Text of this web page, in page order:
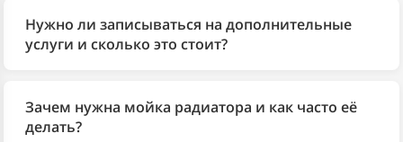
Нужно ли записываться на дополнительные
услуги и сколько это стоит?
через форму на сайте. Стоимость зависит от услуги
и модели — актуальные цены смотрите в прайсе на
Зачем нужна мойка радиатора и как часто её
делать?